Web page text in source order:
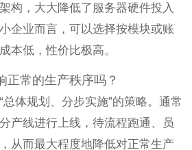
构，大大降低了服务器硬件投入
企业而言，可以选择按模块或账
本低，性价比极高。
正常的生产秩序吗？
体规划、分步实施”的策略。通常
产线进行上线，待流程跑通、员
从而最大程度地降低对正常生产